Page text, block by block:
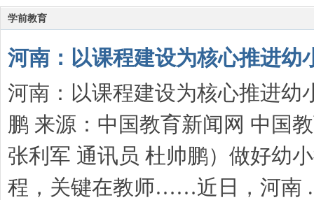
教
育
› ›
学前教育
河南：以课程建设为核心推进幼
河南：以课程建设为核心推进幼
鹏 来源：中国教育新闻网 中国
张利军 通讯员 杜帅鹏）做好幼
程，关键在教师……近日，河南